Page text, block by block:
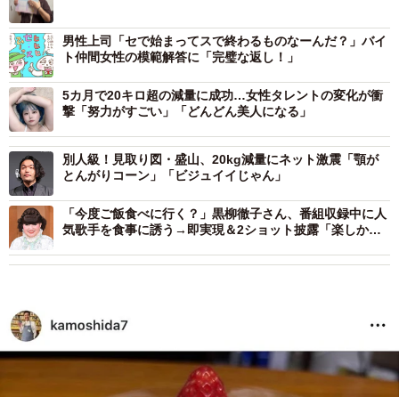
男性上司「セで始まってスで終わるものなーんだ？」バイ
ト仲間女性の模範解答に「完璧な返し！」
5カ月で20キロ超の減量に成功…女性タレントの変化が衝
撃「努力がすごい」「どんどん美人になる」
別人級！見取り図・盛山、20kg減量にネット激震「顎が
とんがりコーン」「ビジュイイじゃん」
「今度ご飯食べに行く？」黒柳徹子さん、番組収録中に人
気歌手を食事に誘う→即実現＆2ショット披露「楽しかっ